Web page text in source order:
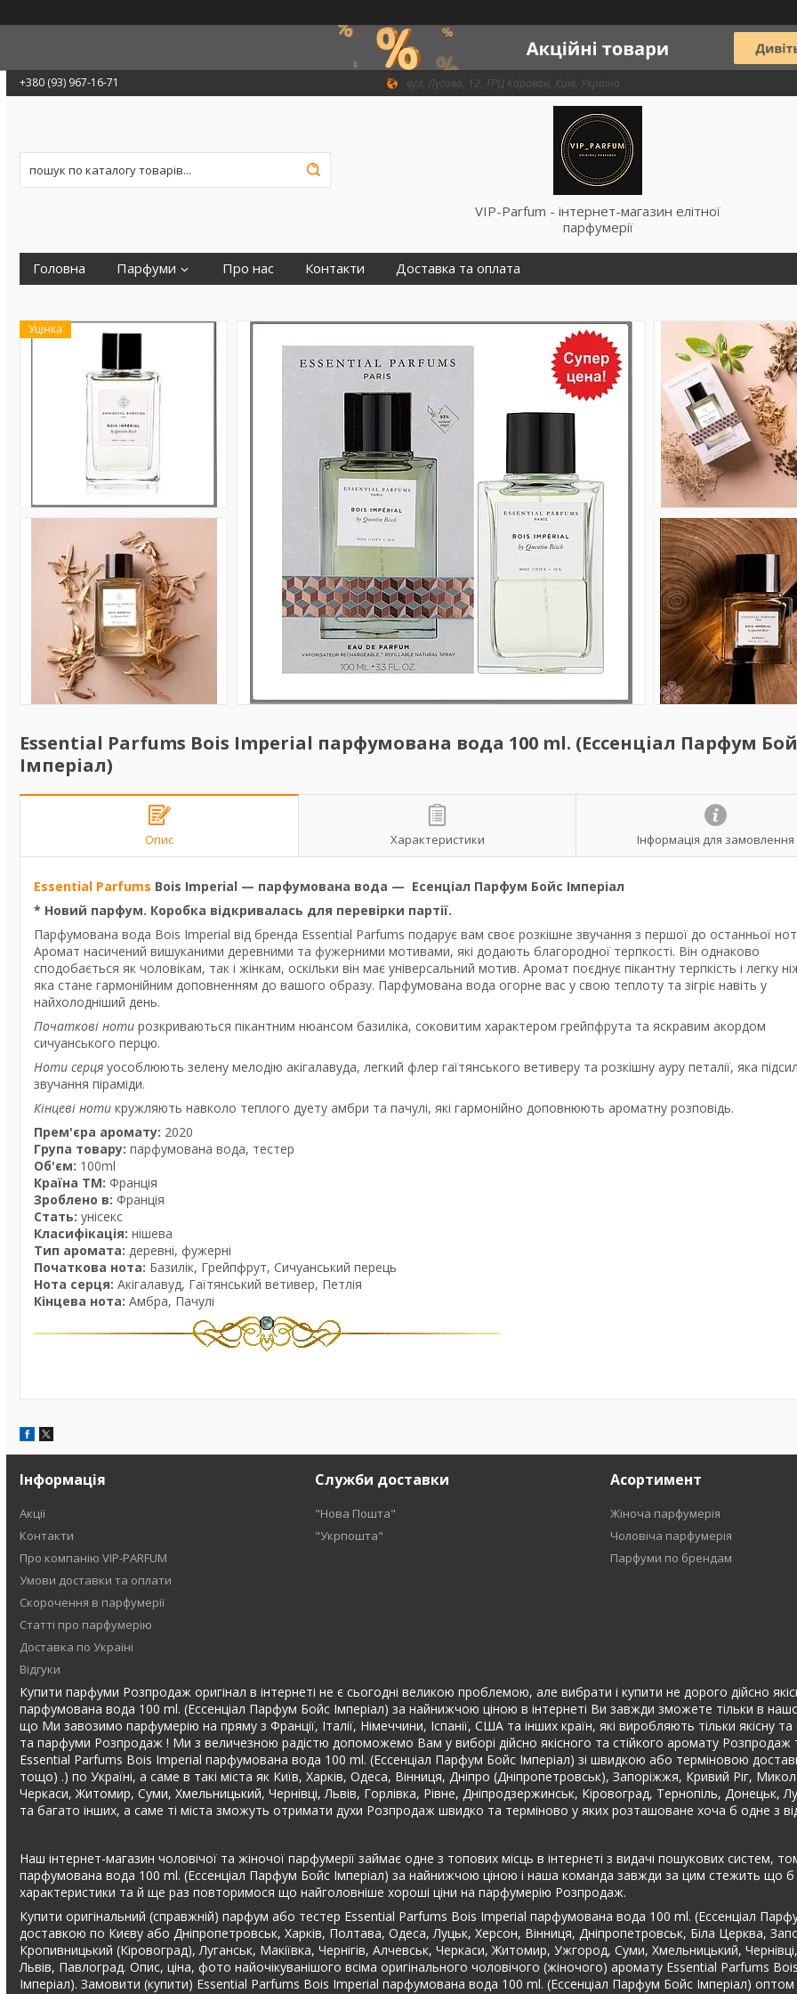
+380 (93) 967-16-71 вул, Лугова, 12, ТРЦ Караван, Київ, Україна
VIP-Parfum - інтернет-магазин елітної
парфумерії
Головна Парфуми Про нас Контакти Доставка та оплата
Уцінка
Essential Parfums Bois Imperial парфумована вода 100 ml. (Ессенціал Парфум
Імперіал)
Опис Характеристики Інформація для замовлення
Essential Parfums Bois Imperial — парфумована вода — Есенціал Парфум Бойс Імперіал
* Новий парфум. Коробка відкривалась для перевірки партії.
Парфумована вода Bois Imperial від бренда Essential Parfums подарує вам своє розкішне звучання з першої до останньої
Аромат насичений вишуканими деревними та фужерними мотивами, які додають благородної терпкості. Він однаково
сподобається як чоловікам, так і жінкам, оскільки він має універсальний мотив. Аромат поєднує пікантну терпкість і легку
яка стане гармонійним доповненням до вашого образу. Парфумована вода огорне вас у свою теплоту та зігріє навіть у
найхолодніший день.
Початкові ноти розкриваються пікантним нюансом базиліка, соковитим характером грейпфрута та яскравим акордом
сичуанського перцю.
Ноти серця уособлюють зелену мелодію акігалавуда, легкий флер гаїтянського ветиверу та розкішну ауру петалії, яка
звучання піраміди.
Кінцеві ноти кружляють навколо теплого дуету амбри та пачулі, які гармонійно доповнюють ароматну розповідь.
Прем'єра аромату: 2020
Група товару: парфумована вода, тестер
Об'єм: 100ml
Країна ТМ: Франція
Зроблено в: Франція
Стать: унісекс
Класифікація: нішева
Тип аромата: деревні, фужерні
Початкова нота: Базилік, Грейпфрут, Сичуанський перець
Нота серця: Акігалавуд, Гаїтянський ветивер, Петлія
Кінцева нота: Амбра, Пачулі
Інформація
Акції
Контакти
Про компанію VIP-PARFUM
Умови доставки та оплати
Скорочення в парфумерії
Статті про парфумерію
Доставка по Україні
Відгуки
Служби доставки
"Нова Пошта"
"Укрпошта"
Асортимент
Жіноча парфумерія
Чоловіча парфумерія
Парфуми по брендам
Купити парфуми Розпродаж оригінал в інтернеті не є сьогодні великою проблемою, але вибрати і купити не дорого дійсно
парфумована вода 100 ml. (Ессенціал Парфум Бойс Імперіал) за найнижчою ціною в інтернеті Ви завжди зможете тільки в
що Ми завозимо парфумерію на пряму з Франції, Італії, Німеччини, Іспанії, США та інших країн, які виробляють тільки якісну
та парфуми Розпродаж ! Ми з величезною радістю допоможемо Вам у виборі дійсно якісного та стійкого аромату
Essential Parfums Bois Imperial парфумована вода 100 ml. (Ессенціал Парфум Бойс Імперіал) зі швидкою або терміновою
тощо) .) по Україні, а саме в такі міста як Київ, Харків, Одеса, Вінниця, Дніпро (Дніпропетровськ), Запоріжжя, Кривий Ріг,
Черкаси, Житомир, Суми, Хмельницький, Чернівці, Львів, Горлівка, Рівне, Дніпродзержинськ, Кіровоград, Тернопіль,
та багато інших, а саме ті міста зможуть отримати духи Розпродаж швидко та терміново у яких розташоване хоча б одне з
Наш інтернет-магазин чоловічої та жіночої парфумерії займає одне з топових місць в інтернеті з видачі пошукових систем,
парфумована вода 100 ml. (Ессенціал Парфум Бойс Імперіал) за найнижчою ціною і наша команда завжди за цим стежить що б
характеристики та й ще раз повторимося що найголовніше хороші ціни на парфумерію Розпродаж.
Купити оригінальний (справжній) парфум або тестер Essential Parfums Bois Imperial парфумована вода 100 ml. (Ессенціал
доставкою по Києву або Дніпропетровськ, Харків, Полтава, Одеса, Луцьк, Херсон, Вінниця, Дніпропетровськ, Біла Церква,
Кропивницький (Кіровоград), Луганськ, Макіївка, Чернігів, Алчевськ, Черкаси, Житомир, Ужгород, Суми, Хмельницький,
Львів, Павлоград. Опис, ціна, фото найочікуванішого всіма оригінального чоловічого (жіночого) аромату Essential Parfums
Імперіал). Замовити (купити) Essential Parfums Bois Imperial парфумована вода 100 ml. (Ессенціал Парфум Бойс Імперіал) оптом